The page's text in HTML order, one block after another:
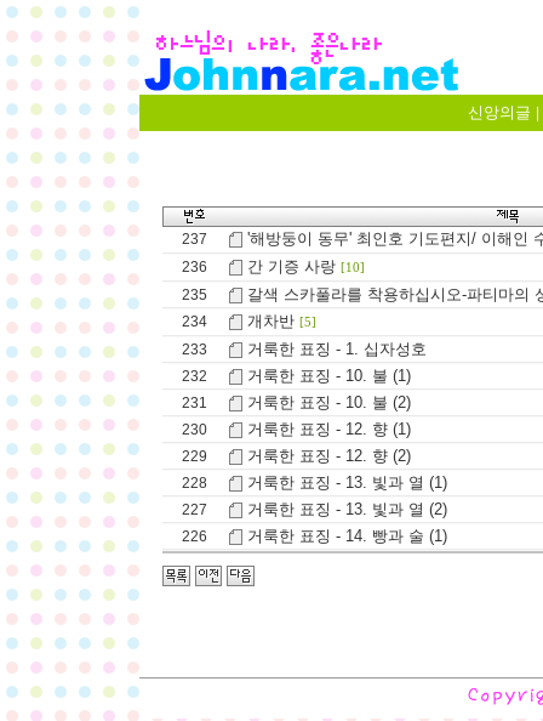
신앙의글
237 '해방둥이 동무' 최인호 기도편지/ 이해인
236 간 기증 사랑 [10]
235 갈색 스카풀라를 착용하십시오-파티마의
234 개차반 [5]
233 거룩한 표징 - 1. 십자성호
232 거룩한 표징 - 10. 불 (1)
231 거룩한 표징 - 10. 불 (2)
230 거룩한 표징 - 12. 향 (1)
229 거룩한 표징 - 12. 향 (2)
228 거룩한 표징 - 13. 빛과 열 (1)
227 거룩한 표징 - 13. 빛과 열 (2)
226 거룩한 표징 - 14. 빵과 술 (1)